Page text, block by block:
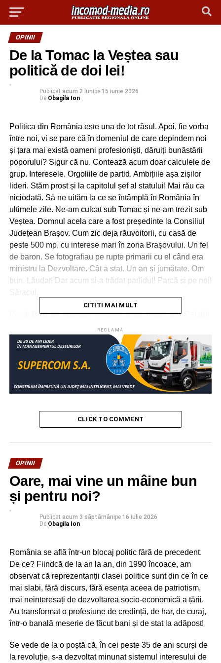
OPINII
De la Tomac la Veștea sau
politică de doi lei!
Publicat acum 2 lunipe 15 iunie 2026
De Obagila Ion
Politica din România este una de tot râsul. Apoi, fie vorba
între noi, vi se pare că în domeniul de care depindem noi
și țara mai există oameni profesioniști, dăruiți bunăstării
poporului? Sigur că nu. Contează acum doar calculele de
grup. Interesele. Orgoliile de partid. Ambițiile așa zișilor
lideri. Stăm prost și la capitolul șef al statului! Mai rău ca
niciodată. Să ne uităm la ce se întâmplă în România în
ultimele zile. Ne-am culcat sub Tomac și ne-am trezit sub
Veștea. Domnul acela care a fost președinte la Consiliul
Județean Brașov. Cum zic deja răuvoitorii, cu casă de
peste 500 mp, cu interese mari în zona Brașovului. Un fel
de baron. Se fotografiau pe rupte primarii cu el când era
ministru la Dezvoltare. Cât a stat. Un an și jumătate. Om
bun. Lăudat! Dar acum și-a trădat partidul! Parcă și pe noi!
Peste Bolojan, liberalul Veștea s-a dus mutește la Palatul
Cotroceni și, în miez de noapte, primi mandatul de
premier. Mare minune! Chiar nu se știa de treaba asta?
Nu cred. Despre Tomac, ce să mai spunem? Nimic.
Merită? Ce impresii să mai ai despre omul acesta care
apare în fluvii de interviuri cu ce vrea el să facă pentru
țară, lăcrimează în fața camerelor de filmat, invocă
și își predă mandatul. Iepurașul se retrage!
Se joacă de-a guvernarea aleșii noștri! Președintele
acceptă mandatul de la Tomac și îl cedează lui Veștea.
Invocă niște motivații de doi lei, grăbite, pueril
argumentate, că a atras fonduri europene, că a făcut
aeroport la Brașov. Te doare capul!
„Domnul Adrian Veştea a parcurs toate etapele
președinte de consiliu județean de succes, a fost un
ministru de succes. E o persoană care a atras fonduri
europene, e o persoană preocupată de dezvoltare, de
exemplu, a dezvoltat aeroportul din Brașov, care este un
succes. Este o persoană categoric pro-occidentală, o
persoană cu valori, o persoană de dialog și, nu în ultimul
rând, o persoană care a lucrat mult timp cu bugete și are
responsabilitatea bugetelor. Deci sunt convins că domnia
sa se va achita cu succes de această sarcină”. Nu zău,
domnule președinte?! Parcă așa spuneați și de Bolojan și
CITITI MAI MULT
RECLAMĂ
CLICK TO COMMENT
OPINII
Oare, mai vine un mâine bun
și pentru noi?
Publicat acum 3 săptămânipe 16 iulie 2026
De Obagila Ion
România se află într-un blocaj politic fără de precedent.
De ce? Fiindcă de la an la an, din 1990 încoace, am
observat că reprezentanții clasei politice sunt din ce în ce
mai slabi, fără discurs, fără esența aceea de patriotism,
mai neinteresați de dezvoltarea socio-economică a țării.
Au transformat o profesiune de credință, de har, de curaj,
într-o banală meserie de făcut bani și de stat la adăpost!
Se vede de la o poștă că, în cei peste 35 de ani scurși de
la revoluție, s-a dezvoltat minunat sistemul interesului de